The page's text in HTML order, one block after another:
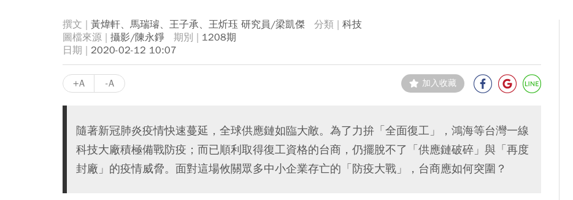
黃煒軒、馬瑞璿、王子承、王炘珏 研究員/梁凱傑
科技
攝影/陳永錚
1208期
2020-02-12 10:07
+A -A 加入收藏
隨著新冠肺炎疫情快速蔓延，全球供應鏈如臨大敵。為了力拚「全面復工」，鴻海等台灣一線
科技大廠積極備戰防疫；而已順利取得復工資格的台商，仍擺脫不了「供應鏈破碎」與「再度
封廠」的疫情威脅。面對這場攸關眾多中小企業存亡的「防疫大戰」，台商應如何突圍？